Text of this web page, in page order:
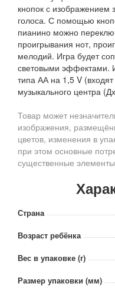
кнопок с
голоса. С помощью
пианино можно
проигрывания нот,
мелодий. Игра будет
световыми эффектами.
типа АА на 1,5 V
музыкального центра
Товар может
изображения,
цветов, изменения в
при этом основные
существенные
Страна
Возраст ребёнка
Вес в упаковке (г)
Размер упаковки (мм)